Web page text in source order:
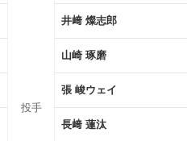
投手
井﨑 燦志郎
山崎 琢磨
張 峻ウェイ
長﨑 蓮汰